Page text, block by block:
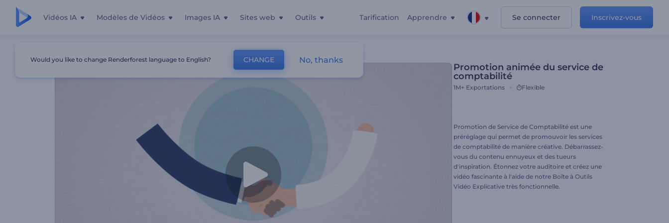
Vidéos IA Modèles de Vidéos Images IA Sites web Outils Tarification Apprendre Se connecter Inscrivez-vous
Promotion Animée Du Service De Comptabilité
Promotion animée du service de
comptabilité
1M+ Exportations Flexible
Promotion de Service de Comptabilité est une
préréglage qui permet de promouvoir les services
de comptabilité de manière créative. Débarrassez-
vous du contenu ennuyeux et des tueurs
d'inspiration. Étonnez votre auditoire et créez une
vidéo fascinante à l'aide de notre Boîte à Outils
Vidéo Explicative très fonctionnelle.
Would you like to change Renderforest language to English? CHANGE No, thanks